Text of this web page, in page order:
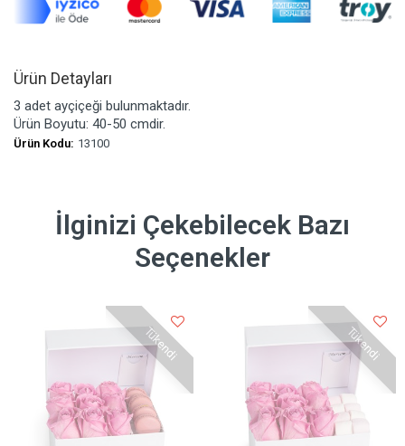
Ürün Detayları
3 adet ayçiçeği bulunmaktadır.
Ürün Boyutu: 40-50 cmdir.
Ürün Kodu: 13100
İlginizi Çekebilecek Bazı
Seçenekler
Tükendi Tükendi